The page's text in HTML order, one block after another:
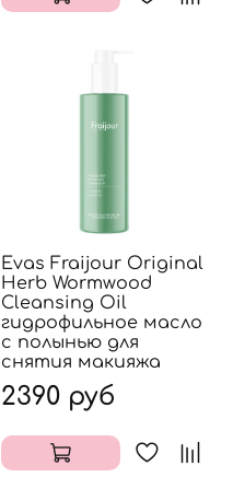
Evas Fraijour Original
Herb Wormwood
Cleansing Oil
гидрофильное масло
с полынью для
снятия макияжа
2390 руб